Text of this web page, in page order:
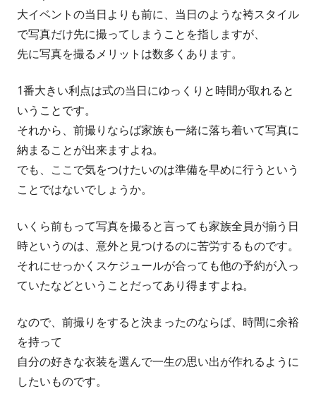
大イベントの当日よりも前に、当日のような袴スタイル
で写真だけ先に撮ってしまうことを指しますが、
先に写真を撮るメリットは数多くあります。
1番大きい利点は式の当日にゆっくりと時間が取れると
いうことです。
それから、前撮りならば家族も一緒に落ち着いて写真に
納まることが出来ますよね。
でも、ここで気をつけたいのは準備を早めに行うという
ことではないでしょうか。
いくら前もって写真を撮ると言っても家族全員が揃う日
時というのは、意外と見つけるのに苦労するものです。
それにせっかくスケジュールが合っても他の予約が入っ
ていたなどということだってあり得ますよね。
なので、前撮りをすると決まったのならば、時間に余裕
を持って
自分の好きな衣装を選んで一生の思い出が作れるように
したいものです。